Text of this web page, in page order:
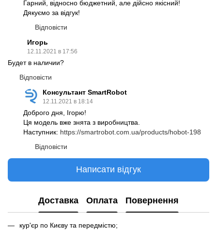
Гарний, відносно бюджетний, але дійсно якісний!
Дякуємо за відгук!
Відповісти
Игорь
12.11.2021 в 17:56
Будет в наличии?
Відповісти
Консультант SmartRobot
12.11.2021 в 18:14
Доброго дня, Ігорю!
Ця модель вже знята з виробництва.
Наступник: https://smartrobot.com.ua/products/hobot-198
Відповісти
Написати відгук
Доставка Оплата Повернення
кур'єр по Києву та передмістю;